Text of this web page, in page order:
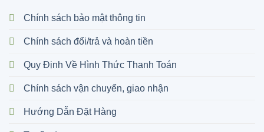
Chính sách bảo mật thông tin
Chính sách đổi/trả và hoàn tiền
Quy Định Về Hình Thức Thanh Toán
Chính sách vận chuyển, giao nhận
Hướng Dẫn Đặt Hàng